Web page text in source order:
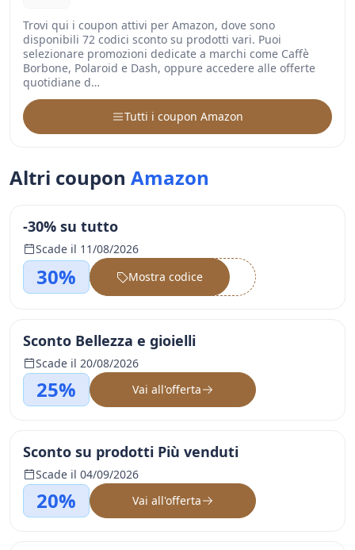
Trovi qui i coupon attivi per Amazon, dove sono
disponibili 72 codici sconto su prodotti vari. Puoi
selezionare promozioni dedicate a marchi come Caffè
Borbone, Polaroid e Dash, oppure accedere alle offerte
quotidiane d…
Tutti i coupon Amazon
Altri coupon Amazon
-30% su tutto
Scade il 11/08/2026
30% ••••••
Mostra codice
Sconto Bellezza e gioielli
Scade il 20/08/2026
25% Vai all'offerta
Sconto su prodotti Più venduti
Scade il 04/09/2026
20% Vai all'offerta